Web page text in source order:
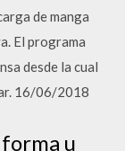
de manga
El programa
desde la cual
16/06/2018
u